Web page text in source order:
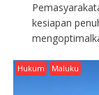
kesiapan
Hukum Maluku